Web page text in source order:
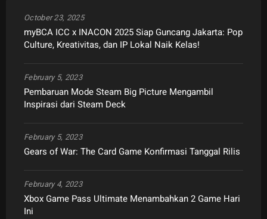
myBCA ICC x INACON 2025 Siap Guncang Jakarta: Pop
Culture, Kreativitas, dan IP Lokal Naik Kelas!
October 23, 2025
Pembaruan Mode Steam Big Picture Mengambil
Inspirasi dari Steam Deck
February 5, 2023
Gears of War: The Card Game Konfirmasi Tanggal Rilis
February 5, 2023
Xbox Game Pass Ultimate Menambahkan 2 Game Hari
Ini
February 4, 2023